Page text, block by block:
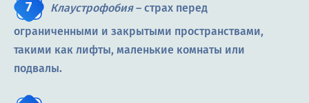
Клаустрофобия– страх перед
ограниченными и закрытыми пространствами,
такими как лифты, маленькие комнаты или
подвалы.